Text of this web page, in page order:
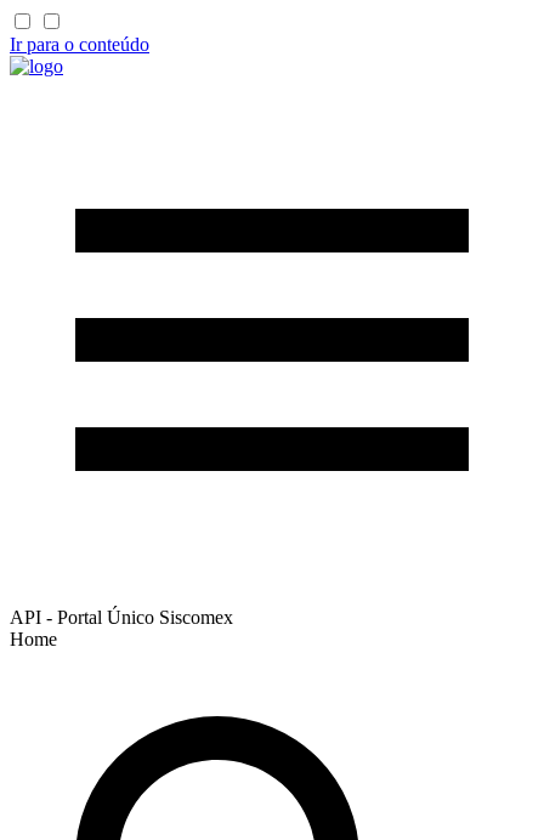
Ir para o conteúdo
API - Portal Único Siscomex
Home